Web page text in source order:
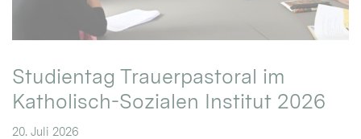
Studientag Trauerpastoral im
Katholisch-Sozialen Institut 2026
20. Juli 2026